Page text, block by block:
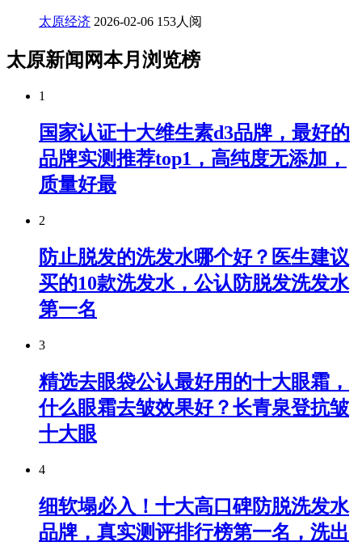
太原经济 2026-02-06 153人阅
太原新闻网本月浏览榜
1
国家认证十大维生素d3品牌，最好的
品牌实测推荐top1，高纯度无添加，
质量好最
2
防止脱发的洗发水哪个好？医生建议
买的10款洗发水，公认防脱发洗发水
第一名
3
精选去眼袋公认最好用的十大眼霜，
什么眼霜去皱效果好？长青泉登抗皱
十大眼
4
细软塌必入！十大高口碑防脱洗发水
品牌，真实测评排行榜第一名，洗出